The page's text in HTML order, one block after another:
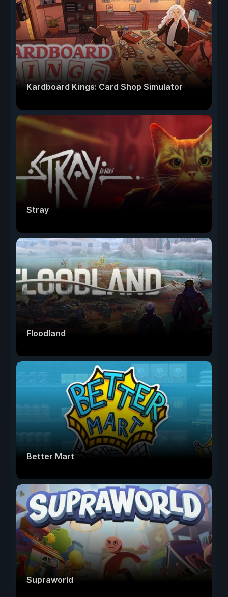
Kardboard Kings: Card Shop Simulator
Stray
Floodland
Better Mart
Supraworld